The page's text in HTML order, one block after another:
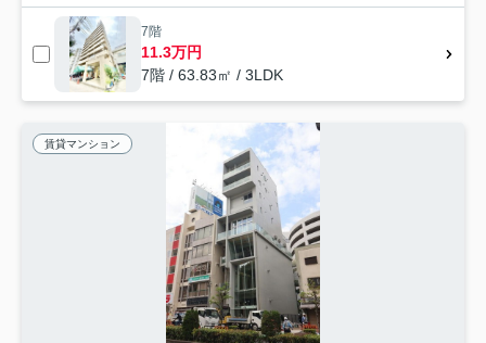
7階
11.3万円
7階 / 63.83㎡ / 3LDK
賃貸マンション